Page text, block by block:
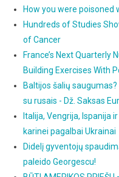
How you were poisoned
Hundreds of Studies
of Cancer
France’s Next Quarterly
Building Exercises With
Baltijos šalių
su rusais - Dž. Saksas
Italija, Vengrija, Ispanija
karinei pagalbai Ukrainai
Didelį gyventojų
paleido Georgescu!